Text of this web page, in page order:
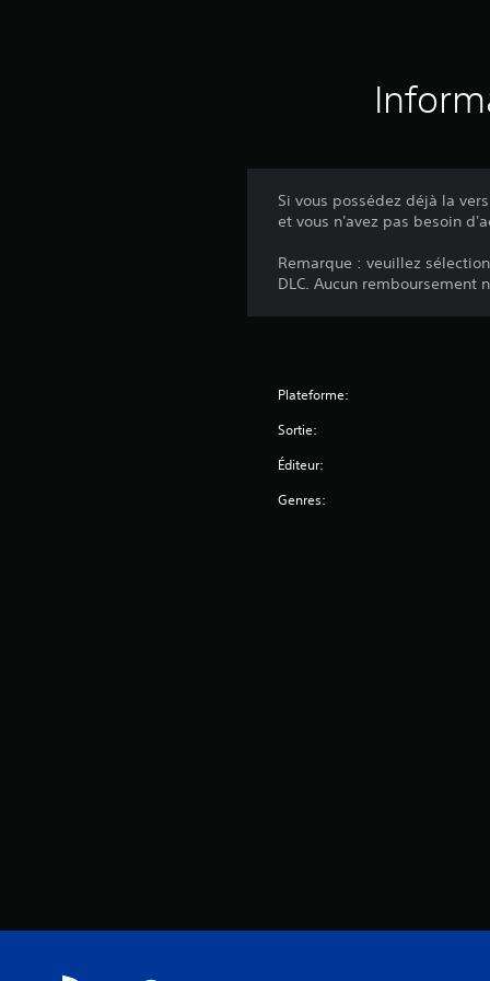
Si vous possédez déjà la
et vous n'avez pas besoin
Remarque : veuillez
DLC. Aucun remboursement
Plateforme:
Sortie:
Éditeur:
Genres: